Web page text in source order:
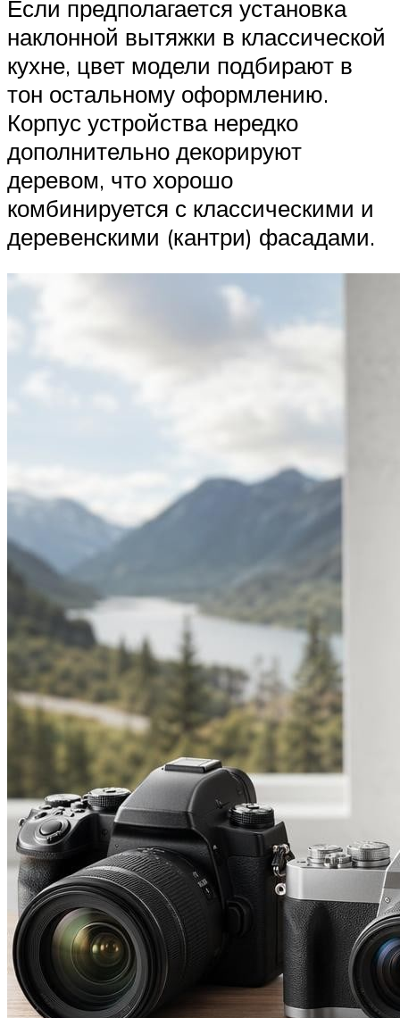
Если предполагается установка
наклонной вытяжки в классической
кухне, цвет модели подбирают в
тон остальному оформлению.
Корпус устройства нередко
дополнительно декорируют
деревом, что хорошо
комбинируется с классическими и
деревенскими (кантри) фасадами.